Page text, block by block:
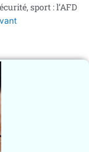
sport : l’AFD